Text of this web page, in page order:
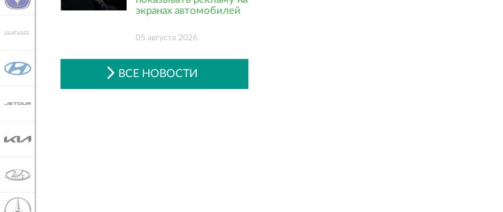
экранах автомобилей
05 августа 2026
ВСЕ НОВОСТИ